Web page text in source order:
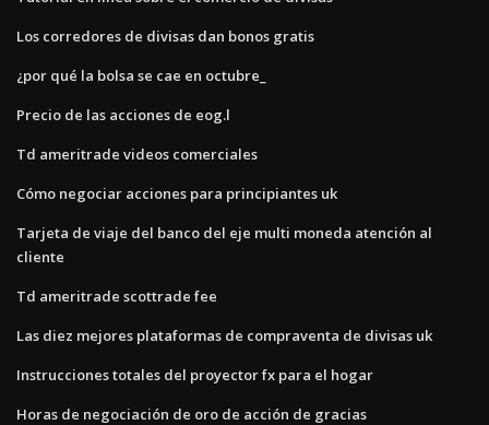
Los corredores de divisas dan bonos gratis
¿por qué la bolsa se cae en octubre_
Precio de las acciones de eog.l
Td ameritrade videos comerciales
Cómo negociar acciones para principiantes uk
Tarjeta de viaje del banco del eje multi moneda atención al
cliente
Td ameritrade scottrade fee
Las diez mejores plataformas de compraventa de divisas uk
Instrucciones totales del proyector fx para el hogar
Horas de negociación de oro de acción de gracias